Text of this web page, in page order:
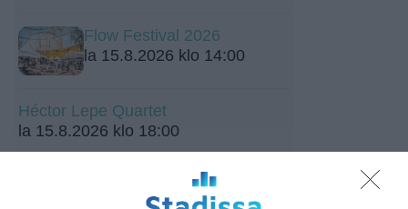
Flow Festival 2026
la 15.8.2026 klo 14:00
Héctor Lepe Quartet
la 15.8.2026 klo 18:00
Grotesk Terrace Clubs
la 15.8.2026 klo 20:00